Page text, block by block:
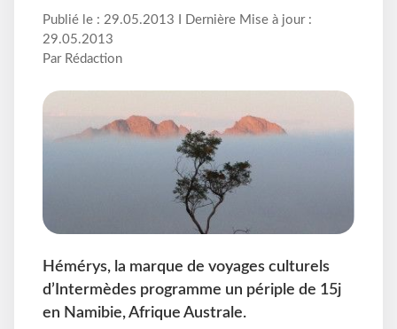
Publié le : 29.05.2013 I Dernière Mise à jour :
29.05.2013
Par Rédaction
Hémérys, la marque de voyages culturels
d’Intermèdes programme un périple de 15j
en Namibie, Afrique Australe.